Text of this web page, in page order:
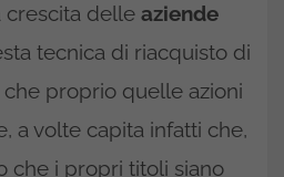
crescita delle aziende
tecnica di riacquisto di
proprio quelle azioni
a volte capita infatti che,
che i propri titoli siano